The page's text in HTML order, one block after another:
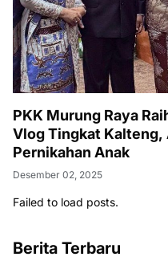
PKK Murung Raya
Vlog Tingkat Kalteng,
Pernikahan Anak
Desember 02, 2025
Failed to load posts.
Berita Terbaru